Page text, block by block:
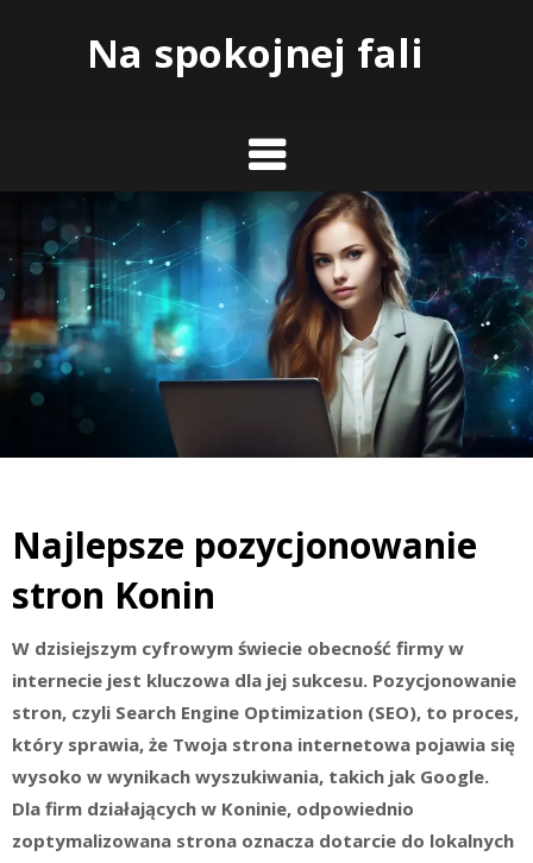
Na spokojnej fali
Najlepsze pozycjonowanie
stron Konin
W dzisiejszym cyfrowym świecie obecność firmy w
internecie jest kluczowa dla jej sukcesu. Pozycjonowanie
stron, czyli Search Engine Optimization (SEO), to proces,
który sprawia, że Twoja strona internetowa pojawia się
wysoko w wynikach wyszukiwania, takich jak Google.
Dla firm działających w Koninie, odpowiednio
zoptymalizowana strona oznacza dotarcie do lokalnych